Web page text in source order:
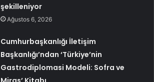
şekilleniyor
Ağustos 6, 2026
Cumhurbaşkanlığı İletişim
Başkanlığı’ndan ‘Türkiye’nin
Gastrodiplomasi Modeli: Sofra ve